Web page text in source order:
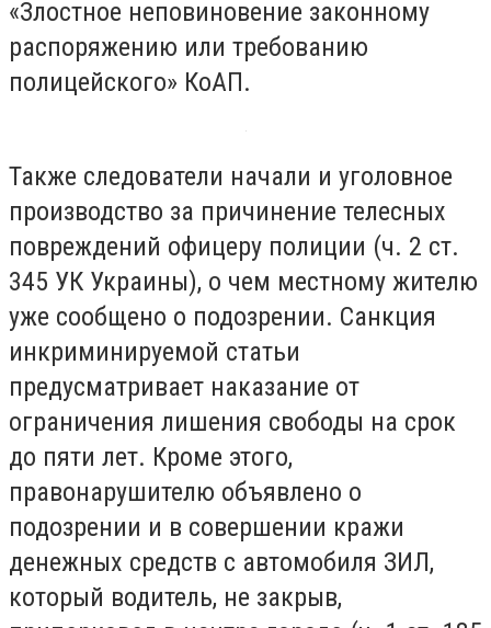
«Злостное неповиновение законному
распоряжению или требованию
полицейского» КоАП.
Также следователи начали и уголовное
производство за причинение телесных
повреждений офицеру полиции (ч. 2 ст.
345 УК Украины), о чем местному жителю
уже сообщено о подозрении. Санкция
инкриминируемой статьи
предусматривает наказание от
ограничения лишения свободы на срок
до пяти лет. Кроме этого,
правонарушителю объявлено о
подозрении и в совершении кражи
денежных средств с автомобиля ЗИЛ,
который водитель, не закрыв,